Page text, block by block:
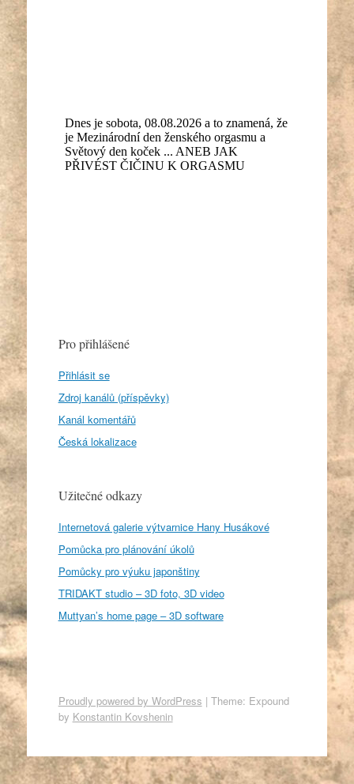
Pro přihlášené
Přihlásit se
Zdroj kanálů (příspěvky)
Kanál komentářů
Česká lokalizace
Užitečné odkazy
Internetová galerie výtvarnice Hany Husákové
Pomůcka pro plánování úkolů
Pomůcky pro výuku japonštiny
TRIDAKT studio – 3D foto, 3D video
Muttyan’s home page – 3D software
Proudly powered by WordPress | Theme: Expound
by Konstantin Kovshenin